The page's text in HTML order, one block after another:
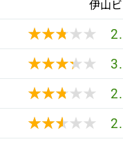
伊山
★★★★★
★★★★★
★★★★★
★★★★★
★★★★★
★★★★★
★★★★★
★★★★★